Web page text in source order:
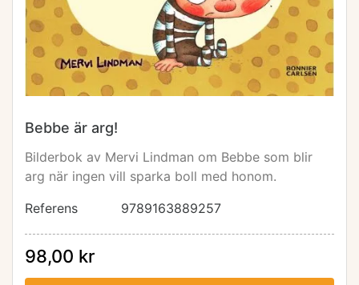
Bebbe är arg!
Bilderbok av Mervi Lindman om Bebbe som blir
arg när ingen vill sparka boll med honom.
Referens
9789163889257
98,00 kr